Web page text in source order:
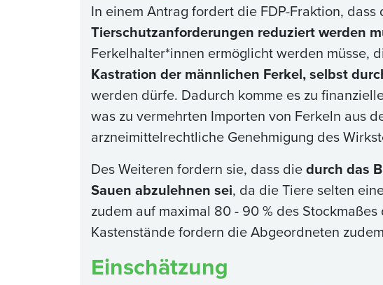
In einem Antrag fordert die FDP-Fraktion, dass
Tierschutzanforderungen reduziert werden
Ferkelhalter*innen ermöglicht werden müsse,
Kastration der männlichen Ferkel, selbst
werden dürfe. Dadurch komme es zu
was zu vermehrten Importen von Ferkeln aus
arzneimittelrechtliche Genehmigung des
Des Weiteren fordern sie, dass diedurch das
Sauen abzulehnen sei, da die Tiere selten
zudem auf maximal 80 - 90 % des
Kastenstände fordern die Abgeordneten
Einschätzung